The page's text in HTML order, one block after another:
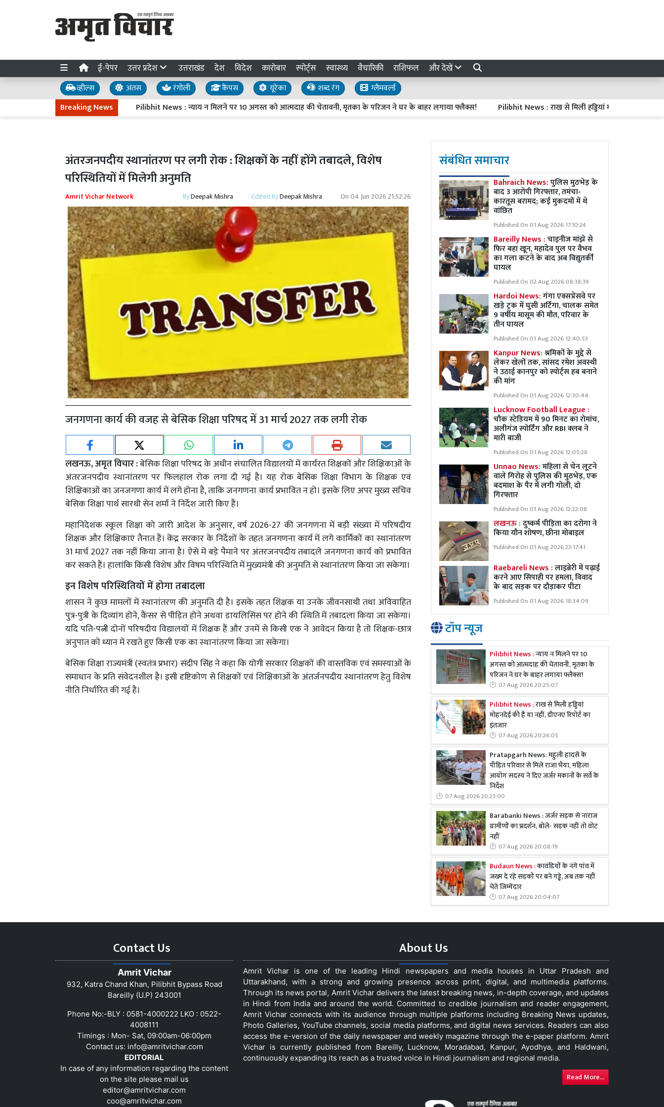
ई-पेपर उत्तर प्रदेश उत्तराखंड देश विदेश कारोबार स्पोर्ट्स स्वास्थ्य वैचारिकी राशिफल और देखें
व्हील्स अंतस रंगोली कैंपस यूरेका शब्द रंग
ग्लैमवर्ल्ड
Breaking News
Pilibhit News : न्याय न मिलने पर 10 अगस्त को आत्मदाह की चेतावनी, मृतका के परिजन ने घर के बाहर लगाया फ्लैक्स! Pilibhit News : राख से मिली हड्डियां मोहनदेई की हैं या नहीं,
अंतरजनपदीय स्थानांतरण पर लगी रोक : शिक्षकों के नहीं होंगे तबादले, विशेष
परिस्थितियों में मिलेगी अनुमति
Amrit Vichar Network ByDeepak Mishra Edited ByDeepak Mishra On04 Jun 2026 21:52:26
जनगणना कार्य की वजह से बेसिक शिक्षा परिषद में 31 मार्च 2027 तक लगी रोक
लखनऊ, अमृत विचार :बेसिक शिक्षा परिषद के अधीन संचालित विद्यालयों में कार्यरत शिक्षकों और शिक्षिकाओं के
अंतरजनपदीय स्थानांतरण पर फिलहाल रोक लगा दी गई है। यह रोक बेसिक शिक्षा विभाग के शिक्षक एवं
शिक्षिकाओं का जनजगणा कार्य में लगे होना है, ताकि जनगणना कार्य प्रभावित न हो। इसके लिए अपर मुख्य सचिव
बेसिक शिक्षा पार्थ सारथी सेन शर्मा ने निर्देश जारी किए हैं।
महानिदेशक स्कूल शिक्षा को जारी आदेश के अनुसार, वर्ष 2026-27 की जनगणना में बड़ी संख्या में परिषदीय
शिक्षक और शिक्षिकाएं तैनात हैं। केंद्र सरकार के निर्देशों के तहत जनगणना कार्य में लगे कार्मिकों का स्थानांतरण
31 मार्च 2027 तक नहीं किया जाना है। ऐसे में बड़े पैमाने पर अंतरजनपदीय तबादले जनगणना कार्य को प्रभावित
कर सकते हैं। हालांकि किसी विशेष और विषम परिस्थिति में मुख्यमंत्री की अनुमति से स्थानांतरण किया जा सकेगा।
इन विशेष परिस्थितियों में होगा तबादला
शासन ने कुछ मामलों में स्थानांतरण की अनुमति दी है। इसके तहत शिक्षक या उनके जीवनसाथी तथा अविवाहित
पुत्र-पुत्री के दिव्यांग होने, कैंसर से पीड़ित होने अथवा डायलिसिस पर होने की स्थिति में तबादला किया जा सकेगा।
यदि पति-पत्नी दोनों परिषदीय विद्यालयों में शिक्षक हैं और उनमें से किसी एक ने आवेदन किया है तो शिक्षक-छात्र
अनुपात को ध्यान में रखते हुए किसी एक का स्थानांतरण किया जा सकेगा।
बेसिक शिक्षा राज्यमंत्री (स्वतंत्र प्रभार) संदीप सिंह ने कहा कि योगी सरकार शिक्षकों की वास्तविक एवं समस्याओं के
समाधान के प्रति संवेदनशील है। इसी दृष्टिकोण से शिक्षकों एवं शिक्षिकाओं के अंतर्जनपदीय स्थानांतरण हेतु विशेष
नीति निर्धारित की गई है।
संबंधित समाचार
Bahraich News:पुलिस मुठभेड़ के
बाद 3 आरोपी गिरफ्तार, तमंचा-
कारतूस बरामद; कई मुकदमों में थे
वांछित
Published On 01 Aug 2026 17:10:24
Bareilly News :चाइनीज मांझे से
फिर बहा खून, महादेव पुल पर वैभव
का गला कटने के बाद अब विद्युतर्की
घायल
Published On 02 Aug 2026 08:38:39
Hardoi News:गंगा एक्सप्रेसवे पर
खड़े ट्रक में घुसी अर्टिगा, चालक समेत
9 वर्षीय मासूम की मौत, परिवार के
तीन घायल
Published On 01 Aug 2026 12:40:53
Kanpur News:श्रमिकों के मुद्दे से
लेकर खेलों तक, सांसद रमेश अवस्थी
ने उठाई कानपुर को स्पोर्ट्स हब बनाने
की मांग
Published On 01 Aug 2026 12:30:44
Lucknow Football League :
चौक स्टेडियम में 90 मिनट का रोमांच,
अलीगंज स्पोर्टिंग और RBI क्लब ने
मारी बाजी
Published On 01 Aug 2026 12:05:28
Unnao News:महिला से चेन लूटने
वाले गिरोह से पुलिस की मुठभेड़, एक
बदमाश के पैर में लगी गोली, दो
गिरफ्तार
Published On 01 Aug 2026 12:22:08
लखनऊ :दुष्कर्म पीड़िता का दरोगा ने
किया यौन शोषण, छीना मोबाइल
Published On 01 Aug 2026 23:17:41
Raebareli News :लाइब्रेरी में पढ़ाई
करने आए सिपाही पर हमला, विवाद
के बाद सड़क पर दौड़ाकर पीटा
Published On 01 Aug 2026 18:34:09
टॉप न्यूज
Pilibhit News :न्याय न मिलने पर 10
अगस्त को आत्मदाह की चेतावनी, मृतका के
परिजन ने घर के बाहर लगाया फ्लैक्स!
07 Aug 2026 20:25:07
Pilibhit News :राख से मिली हड्डियां
मोहनदेई की हैं या नहीं, डीएनए रिपोर्ट का
इंतजार
07 Aug 2026 20:24:05
Pratapgarh News: महुली हादसे के
पीड़ित परिवार से मिले राजा भैया, महिला
आयोग सदस्य ने दिए जर्जर मकानों के सर्वे के
निर्देश
07 Aug 2026 20:23:00
Barabanki News : जर्जर सड़क से नाराज
ग्रामीणों का प्रदर्शन, बोले- सड़क नहीं तो वोट
नहीं
07 Aug 2026 20:08:19
Budaun News :कावंडियों के नंगे पांव में
जख्म दे रहे सड़कों पर बने गड्ढे, अब तक नहीं
चेते जिम्मेदार
07 Aug 2026 20:04:07
Contact Us
Amrit Vichar
932, Katra Chand Khan, Pilibhit Bypass Road
Bareilly (U.P) 243001
Phone No:-BLY : 0581-4000222 LKO : 0522-
4008111
Timings : Mon- Sat, 09:00am-06:00pm
Contact us: info@amritvichar.com
EDITORIAL
In case of any information regarding the content
on the site please mail us
editor@amritvichar.com
coo@amritvichar.com
About Us
Amrit Vichar is one of the leading Hindi newspapers and media houses in Uttar Pradesh and
Uttarakhand, with a strong and growing presence across print, digital, and multimedia platforms.
Through its news portal, Amrit Vichar delivers the latest breaking news, in-depth coverage, and updates
in Hindi from India and around the world. Committed to credible journalism and reader engagement,
Amrit Vichar connects with its audience through multiple platforms including Breaking News updates,
Photo Galleries, YouTube channels, social media platforms, and digital news services. Readers can also
access the e-version of the daily newspaper and weekly magazine through the e-paper platform. Amrit
Vichar is currently published from Bareilly, Lucknow, Moradabad, Kanpur, Ayodhya, and Haldwani,
continuously expanding its reach as a trusted voice in Hindi journalism and regional media.
Read More...